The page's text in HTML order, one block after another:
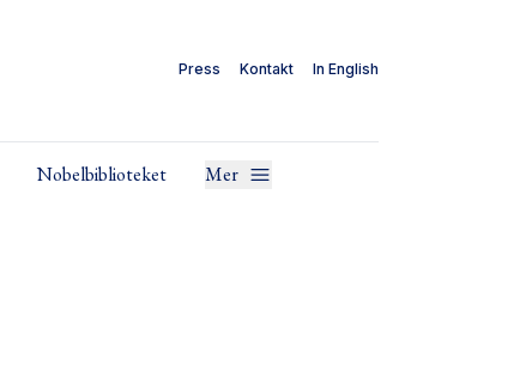
Press Kontakt In English
Nobelbiblioteket Mer